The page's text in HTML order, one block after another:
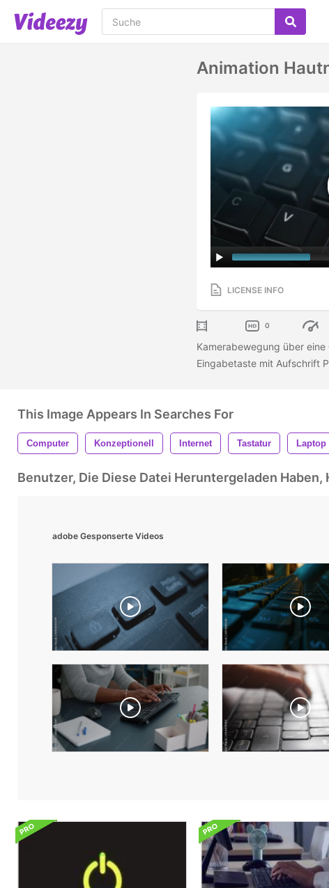
Animation
LICENSE INFO
0
Kamerabewegung über
Eingabetaste mit Aufschrift
This Image Appears In Searches For
Computer Konzeptionell Internet Tastatur Laptop
Benutzer, Die Diese Datei Heruntergeladen
adobe Gesponserte Videos